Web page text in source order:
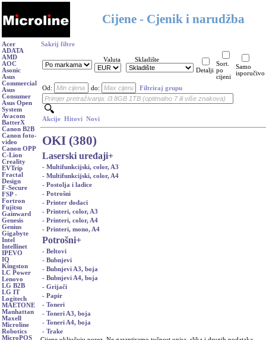
Cijene - Cjenik i narudžba
Acer
ADATA
AMD
AOC
Asonic
Asus
Commercial
Asus
Consumer
Asus Open
System
Avacom
BatterX
Canon B2B
Canon foto-
video
Canon OPP
C-Lion
Creality
EVTrip
Fractal
Design
F-Secure
FSP -
Fortron
Fujitsu
Gainward
Genesis
Genius
Gigabyte
Intel
Intellinet
IPEVO
IQ
Kingston
LC Power
Lenovo
LG B2B
LG IT
Logitech
MAETONE
Manhattan
Maxell
Microline
Robotics
MicroPOS
Sakrij filtre
Valuta
Skladište
Detalji
Sort.
po
cijeni
Samo
isporučivo
Od: do: Filtriraj grupu
Akcije Hitovi Novi
OKI (380)
Laserski uređaji+
- Multifunkcijski, color, A3
- Multifunkcijski, color, A4
- Postolja i ladice
- Potrošni
- Printer dodaci
- Printeri, color, A3
- Printeri, color, A4
- Printeri, mono, A4
Potrošni+
- Beltovi
- Bubnjevi
- Bubnjevi A3, boja
- Bubnjevi A4, boja
- Grijači
- Papir
- Toneri
- Toneri A3, boja
- Toneri A4, boja
- Trake